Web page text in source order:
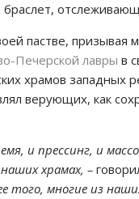
пастве, призывая
Печерской лавры в
храмов западных
верующих, как
и прессинг, и
храмах, –
того, многие из